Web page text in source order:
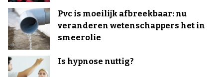
Pvc is moeilijk afbreekbaar: nu
veranderen wetenschappers het in
smeerolie
Is hypnose nuttig?